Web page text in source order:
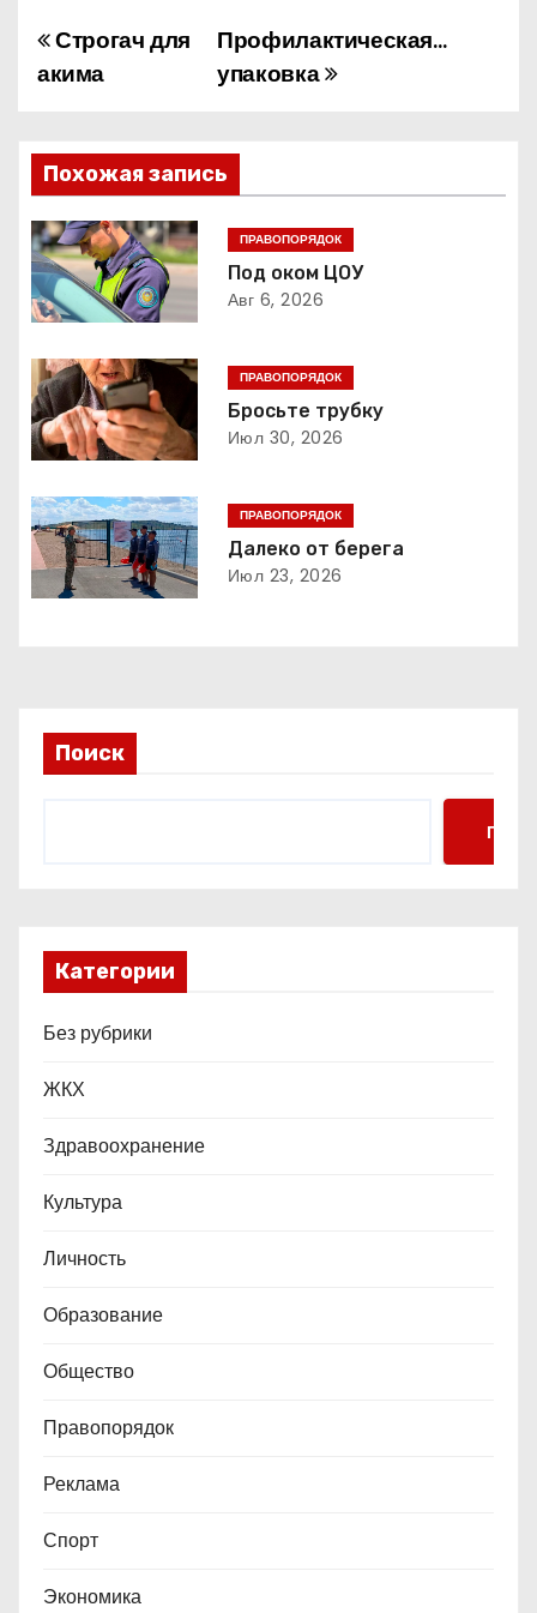
Н
в
и
г
а
ц
и
я
п
о
з
и
Профилактическая…
упаковка
Строгач для
акима
Похожая запись
ПРАВОПОРЯДОК
Под оком ЦОУ
Авг 6, 2026
ПРАВОПОРЯДОК
Бросьте трубку
Июл 30, 2026
ПРАВОПОРЯДОК
Далеко от берега
Июл 23, 2026
Поиск
Поиск
Категории
Без рубрики
ЖКХ
Здравоохранение
Культура
Личность
Образование
Общество
Правопорядок
Реклама
Спорт
Экономика